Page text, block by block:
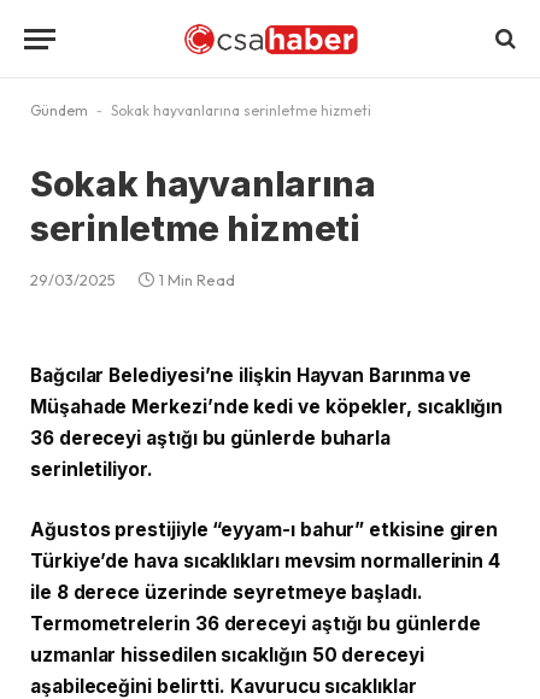
Gündem - Sokak hayvanlarına serinletme hizmeti
Sokak hayvanlarına
serinletme hizmeti
29/03/2025 1 Min Read
Bağcılar Belediyesi’ne ilişkin Hayvan Barınma ve
Müşahade Merkezi’nde kedi ve köpekler, sıcaklığın
36 dereceyi aştığı bu günlerde buharla
serinletiliyor.
Ağustos prestijiyle “eyyam-ı bahur” etkisine giren
Türkiye’de hava sıcaklıkları mevsim normallerinin 4
ile 8 derece üzerinde seyretmeye başladı.
Termometrelerin 36 dereceyi aştığı bu günlerde
uzmanlar hissedilen sıcaklığın 50 dereceyi
aşabileceğini belirtti. Kavurucu sıcaklıklar